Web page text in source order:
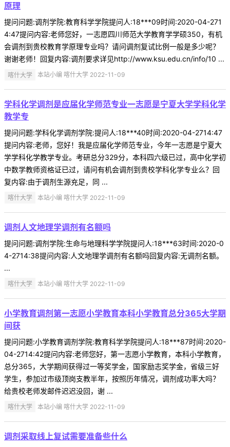
原理
提问问题:调剂学院:教育科学学院提问人:18***09时间:2020-04-271
4:47提问内容:老师您好，一志愿四川师范大学教育学学硕350，有机
会调剂到贵校教育学原理专业吗？请问调剂复试比例一般是多少呢？
谢谢老师！回复内容:调剂要求详见http://www.ksu.edu.cn/info/10 ...
喀什大学 本站小编 喀什大学 2022-11-09
学科化学调剂是应届化学师范专业一志愿是宁夏大学学科化学
教学专
提问问题:学科化学调剂学院:提问人:18***40时间:2020-04-2714:47
提问内容:老师，您好！我是应届化学师范专业，今年一志愿是宁夏大
学学科化学教学专业。考研总分329分，本科四六级已过，高中化学初
中数学教师资格证已过，请问有机会调剂到贵校学科化学专业么？回
复内容:由于调剂生源充足，同 ...
喀什大学 本站小编 喀什大学 2022-11-09
调剂人文地理学调剂有名额吗
提问问题:调剂学院:生命与地理科学学院提问人:18***63时间:2020-0
4-2714:38提问内容:人文地理学调剂有名额吗回复内容:无调剂名额。
...
喀什大学 本站小编 喀什大学 2022-11-09
小学教育调剂第一志愿小学教育本科小学教育总分365大学期
间获
提问问题:小学教育调剂学院:教育科学学院提问人:18***87时间:2020-
04-2714:42提问内容:老师您好，第一志愿小学教育，本科小学教育，
总分365，大学期间获得过一等奖学金，国家励志奖学金，省级三好
学生，参加过市级顶岗支教半年，按照历年情况，调剂成功率大吗？
给贵校老师发邮件迟迟没回，谢 ...
喀什大学 本站小编 喀什大学 2022-11-09
调剂采取线上复试需要准备些什么